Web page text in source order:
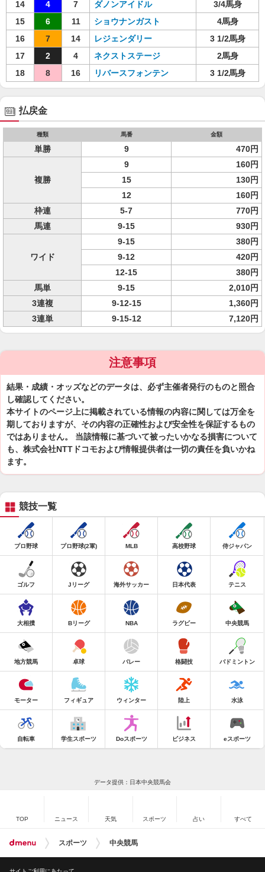
14
4 7 ダノンアイドル
3/4馬身
15
6 11 ショウナンガスト
4馬身
16
7 14 レジェンダリー
3 1/2馬身
17
2 4 ネクストステージ
2馬身
18
8 16 リバースフォンテン 3 1/2馬身
払戻金
種類 馬番 金額
単勝 9 470円
複勝
9
160円
15
130円
12
160円
枠連
5-7
770円
馬連
9-15 930円
ワイド
9-15
380円
9-12
420円
12-15
380円
馬単
9-15
2,010円
3連複
9-12-15
1,360円
3連単
9-15-12 7,120円
注意事項
結果・成績・オッズなどのデータは、必ず主催者発行のものと照合
し確認してください。
本サイトのページ上に掲載されている情報の内容に関しては万全を
期しておりますが、その内容の正確性および安全性を保証するもの
ではありません。 当該情報に基づいて被ったいかなる損害について
も、株式会社NTTドコモおよび情報提供者は一切の責任を負いかね
ます。
競技一覧
プロ野球 プロ野球(2軍) MLB 高校野球 侍ジャパン
ゴルフ Jリーグ 海外サッカー 日本代表 テニス
大相撲 Bリーグ NBA ラグビー 中央競馬
地方競馬 卓球 バレー 格闘技 バドミントン
モーター フィギュア ウィンター 陸上 水泳
自転車 学生スポーツ Doスポーツ ビジネス eスポーツ
データ提供：日本中央競馬会
TOP ニュース 天気 スポーツ 占い すべて
スポーツ 中央競馬